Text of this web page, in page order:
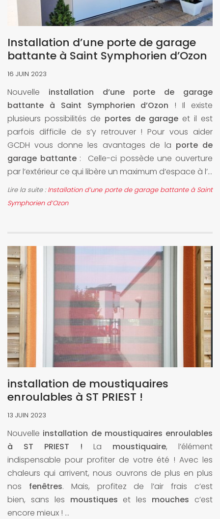
Installation d’une porte de garage
battante à Saint Symphorien d’Ozon
16 JUIN 2023
Nouvelle installation d’une porte de garage
battante à Saint Symphorien d’Ozon ! Il existe
plusieurs possibilités de portes de garage et il est
parfois difficile de s’y retrouver ! Pour vous aider
GCDH vous donne les avantages de la porte de
garage battante: Celle-ci possède une ouverture
par l’extérieur ce qui libère un maximum d’espace à l’...
Lire la suite :Installation d’une porte de garage battante à Saint
Symphorien d’Ozon
installation de moustiquaires
enroulables à ST PRIEST !
13 JUIN 2023
Nouvelle installation de moustiquaires enroulables
à ST PRIEST ! La moustiquaire, l’élément
indispensable pour profiter de votre été ! Avec les
chaleurs qui arrivent, nous ouvrons de plus en plus
nos fenêtres. Mais, profitez de l’air frais c’est
bien, sans les moustiques et les mouches c’est
encore mieux ! ...